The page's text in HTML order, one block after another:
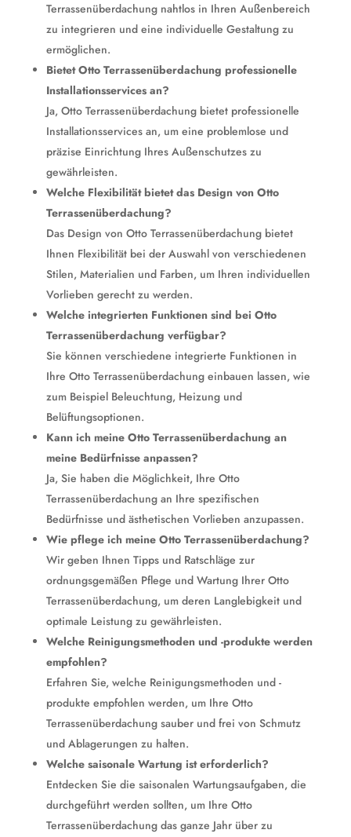
Terrassenüberdachung nahtlos in Ihren Außenbereich
zu integrieren und eine individuelle Gestaltung zu
ermöglichen.
Bietet Otto Terrassenüberdachung professionelle
Installationsservices an?
Ja, Otto Terrassenüberdachung bietet professionelle
Installationsservices an, um eine problemlose und
präzise Einrichtung Ihres Außenschutzes zu
gewährleisten.
Welche Flexibilität bietet das Design von Otto
Terrassenüberdachung?
Das Design von Otto Terrassenüberdachung bietet
Ihnen Flexibilität bei der Auswahl von verschiedenen
Stilen, Materialien und Farben, um Ihren individuellen
Vorlieben gerecht zu werden.
Welche integrierten Funktionen sind bei Otto
Terrassenüberdachung verfügbar?
Sie können verschiedene integrierte Funktionen in
Ihre Otto Terrassenüberdachung einbauen lassen, wie
zum Beispiel Beleuchtung, Heizung und
Belüftungsoptionen.
Kann ich meine Otto Terrassenüberdachung an
meine Bedürfnisse anpassen?
Ja, Sie haben die Möglichkeit, Ihre Otto
Terrassenüberdachung an Ihre spezifischen
Bedürfnisse und ästhetischen Vorlieben anzupassen.
Wie pflege ich meine Otto Terrassenüberdachung?
Wir geben Ihnen Tipps und Ratschläge zur
ordnungsgemäßen Pflege und Wartung Ihrer Otto
Terrassenüberdachung, um deren Langlebigkeit und
optimale Leistung zu gewährleisten.
Welche Reinigungsmethoden und -produkte werden
empfohlen?
Erfahren Sie, welche Reinigungsmethoden und -
produkte empfohlen werden, um Ihre Otto
Terrassenüberdachung sauber und frei von Schmutz
und Ablagerungen zu halten.
Welche saisonale Wartung ist erforderlich?
Entdecken Sie die saisonalen Wartungsaufgaben, die
durchgeführt werden sollten, um Ihre Otto
Terrassenüberdachung das ganze Jahr über zu